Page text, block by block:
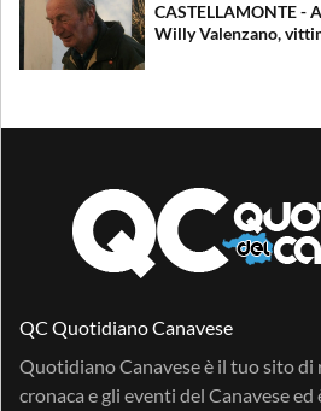
CASTELLAMONTE -
Willy Valenzano,
QC Quotidiano Canavese
Quotidiano Canavese è il tuo sito
cronaca e gli eventi del Canavese